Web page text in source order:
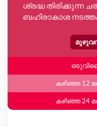
ശ്രദ്ധ തിരിക്കുന്ന
ബഹിരാകാശ
മുഴുവൻ
കഴിഞ്ഞ 12
കഴിഞ്ഞ 24